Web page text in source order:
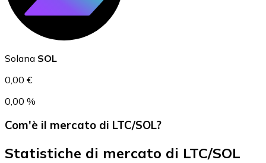
USD Coin
USDC
Solana SOL
0,00 €
0,00 %
Com'è il mercato di LTC/SOL?
Statistiche di mercato di LTC/SOL